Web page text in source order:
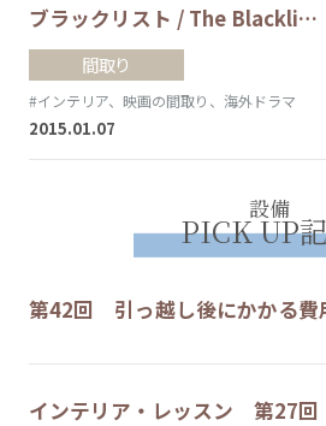
ブラックリスト / The Blackli…
間取り
#インテリア、映画の間取り、海外ドラマ
2015.01.07
設備
PICK UP
第42回 引っ越し後にかかる
インテリア・レッスン 第27回